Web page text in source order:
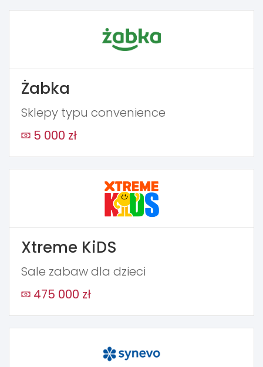
Żabka
Sklepy typu convenience
5 000 zł
Xtreme KiDS
Sale zabaw dla dzieci
475 000 zł